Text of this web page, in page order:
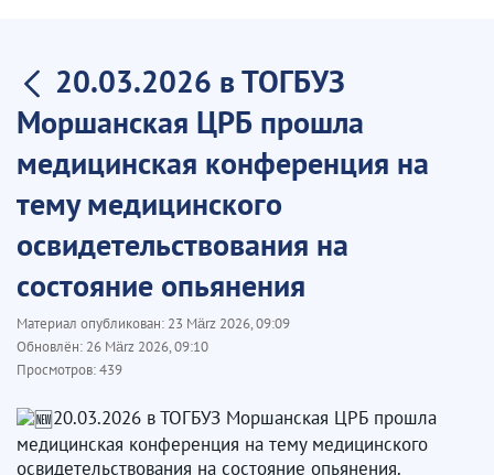
20.03.2026 в ТОГБУЗ
Моршанская ЦРБ прошла
медицинская конференция на
тему медицинского
освидетельствования на
состояние опьянения
Материал опубликован: 23 März 2026, 09:09
Обновлён: 26 März 2026, 09:10
Просмотров:439
20.03.2026 в ТОГБУЗ Моршанская ЦРБ прошла
медицинская конференция на тему медицинского
освидетельствования на состояние опьянения.